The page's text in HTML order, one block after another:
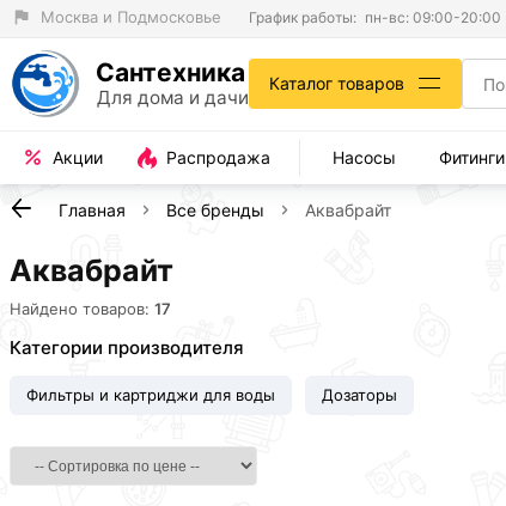
Москва и Подмосковье График работы: пн-вс: 09:00-20:00
Сантехника
Для дома и дачи
Каталог товаров
Акции Распродажа Насосы Фитинги
Главная Все бренды Аквабрайт
Аквабрайт
Найдено товаров: 17
Категории производителя
Фильтры и картриджи для воды Дозаторы